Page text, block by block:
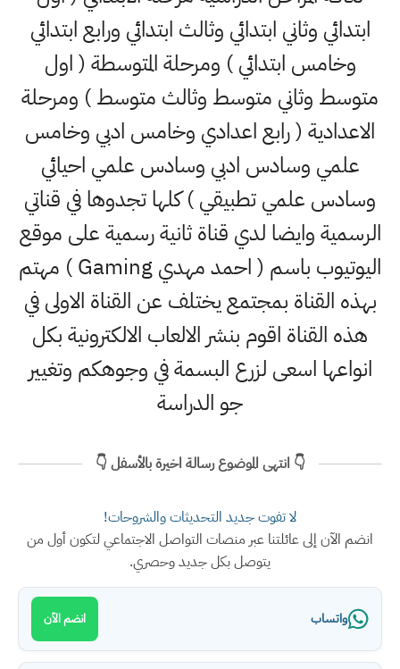
ابتدائي وثاني ابتدائي وثالث ابتدائي ورابع ابتدائي
وخامس ابتدائي ) ومرحلة المتوسطة ( اول
متوسط وثاني متوسط وثالث متوسط ) ومرحلة
الاعدادية ( رابع اعدادي وخامس ادبي وخامس
علمي وسادس ادبي وسادس علمي احيائي
وسادس علمي تطبيقي ) كلها تجدوها في قناتي
الرسمية وايضا لدي قناة ثانية رسمية على موقع
اليوتيوب باسم ( احمد مهدي Gaming ) مهتم
بهذه القناة بمجتمع يختلف عن القناة الاولى في
هذه القناة اقوم بنشر الالعاب الالكترونية بكل
انواعها اسعى لزرع البسمة في وجوهكم وتغيير
جو الدراسة
👇 انتهى الموضوع رسالة اخيرة بالأسفل 👇
لا تفوت جديد التحديثات والشروحات!
انضم الآن إلى عائلتنا عبر منصات التواصل الاجتماعي لتكون أول من
يتوصل بكل جديد وحصري.
واتساب انضم الآن